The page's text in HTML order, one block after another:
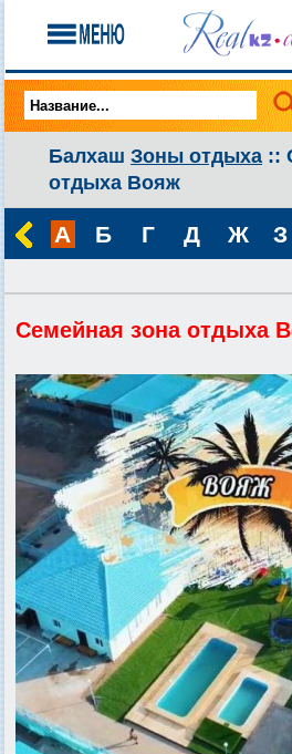
Балхаш Зоны отдыха ::
отдыха Вояж
А Б Г Д Ж З
Семейная зона отдыха